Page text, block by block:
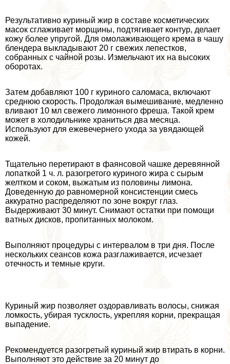
Результативно куриный жир в составе косметических
масок сглаживает морщины, подтягивает контур, делает
кожу более упругой. Для омолаживающего крема в чашу
блендера выкладывают 20 г свежих лепестков,
собранных с чайной розы. Измельчают их на высоких
оборотах.
Затем добавляют 100 г куриного саломаса, включают
среднюю скорость. Продолжая вымешивание, медленно
вливают 10 мл свежего лимонного фреша. Такой крем
может в холодильнике храниться два месяца.
Используют для ежевечернего ухода за увядающей
кожей.
Тщательно перетирают в фаянсовой чашке деревянной
лопаткой 1 ч. л. разогретого куриного жира с сырым
желтком и соком, выжатым из половины лимона.
Доведенную до равномерной консистенции смесь
аккуратно распределяют по зоне вокруг глаз.
Выдерживают 30 минут. Снимают остатки при помощи
ватных дисков, пропитанных молоком.
Выполняют процедуры с интервалом в три дня. После
нескольких сеансов кожа разглаживается, исчезает
отечность и темные круги.
Куриный жир позволяет оздоравливать волосы, снижая
ломкость, убирая тусклость, укрепляя корни, прекращая
выпадение.
Рекомендуется разогретый куриный жир втирать в корни.
Выполняют это действие за 20 минут до